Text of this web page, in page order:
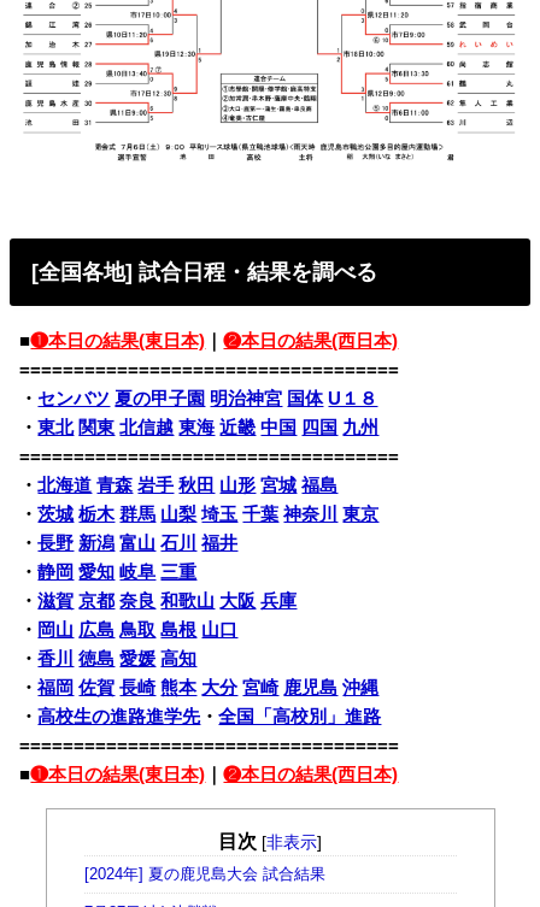
[全国各地] 試合日程・結果を調べる
■❶本日の結果(東日本) ｜❷本日の結果(西日本)
===================================
・ センバツ 夏の甲子園 明治神宮 国体 U１８
・東北 関東 北信越 東海 近畿 中国 四国 九州
===================================
・北海道 青森 岩手 秋田 山形 宮城 福島
・茨城 栃木 群馬 山梨 埼玉 千葉 神奈川 東京
・長野 新潟 富山 石川 福井
・静岡 愛知 岐阜 三重
・滋賀 京都 奈良 和歌山 大阪 兵庫
・ 岡山 広島 鳥取 島根 山口
・香川 徳島 愛媛 高知
・福岡 佐賀 長崎 熊本 大分 宮崎 鹿児島 沖縄
・高校生の進路進学先・全国「高校別」進路
===================================
■❶本日の結果(東日本) ｜❷本日の結果(西日本)
目次 [非表示]
[2024年] 夏の鹿児島大会 試合結果